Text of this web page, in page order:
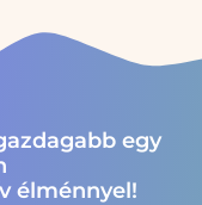
egy
élménnyel!